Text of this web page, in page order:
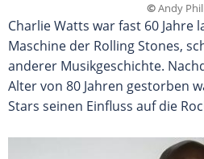
©Andy
Charlie Watts war fast 60 Jahre
Maschine der Rolling Stones,
anderer Musikgeschichte.
Alter von 80 Jahren gestorben
Stars seinen Einfluss auf die